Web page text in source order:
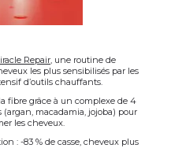
Repair, uneroutine de
les plus sensibilisés par les